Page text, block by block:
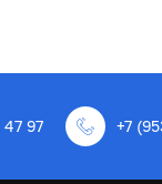
47 97 +7